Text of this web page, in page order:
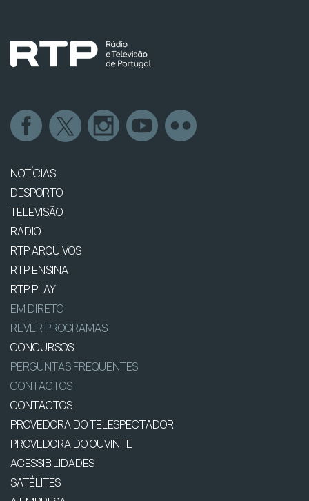
NOTÍCIAS
DESPORTO
TELEVISÃO
RÁDIO
RTP ARQUIVOS
RTP ENSINA
RTP PLAY
EM DIRETO
REVER PROGRAMAS
CONCURSOS
PERGUNTAS FREQUENTES
CONTACTOS
CONTACTOS
PROVEDORA DO TELESPECTADOR
PROVEDORA DO OUVINTE
ACESSIBILIDADES
SATÉLITES